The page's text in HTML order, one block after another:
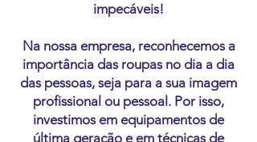
impecáveis!
Na nossa empresa, reconhecemos a
importância das roupas no dia a dia
das pessoas, seja para a sua imagem
profissional ou pessoal. Por isso,
investimos em equipamentos de
última geração e em técnicas de